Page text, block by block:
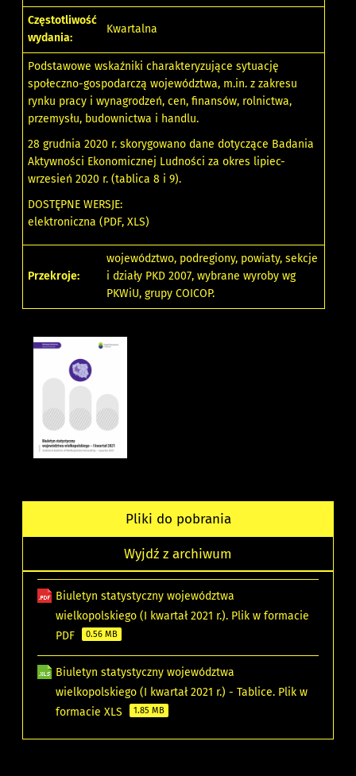
Częstotliwość
wydania:
Kwartalna
Podstawowe wskaźniki charakteryzujące sytuację
społeczno-gospodarczą województwa, m.in. z zakresu
rynku pracy i wynagrodzeń, cen, finansów, rolnictwa,
przemysłu, budownictwa i handlu.
28 grudnia 2020 r. skorygowano dane dotyczące Badania
Aktywności Ekonomicznej Ludności za okres lipiec-
wrzesień 2020 r. (tablica 8 i 9).
DOSTĘPNE WERSJE:
elektroniczna (PDF, XLS)
Przekroje:
województwo, podregiony, powiaty, sekcje
i działy PKD 2007, wybrane wyroby wg
PKWiU, grupy COICOP.
Pliki do pobrania
Wyjdź z archiwum
Biuletyn statystyczny województwa
wielkopolskiego (I kwartał 2021 r.). Plik w formacie
PDF
0.56 MB
Biuletyn statystyczny województwa
wielkopolskiego (I kwartał 2021 r.) - Tablice. Plik w
formacie XLS
1.85 MB